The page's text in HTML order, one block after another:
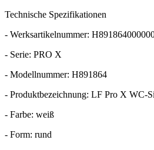
Technische Spezifikationen
- Werksartikelnummer:
- Serie: PRO X
- Modellnummer: H891864
- Produktbezeichnung: LF Pro X WC-
- Farbe: weiß
- Form: rund